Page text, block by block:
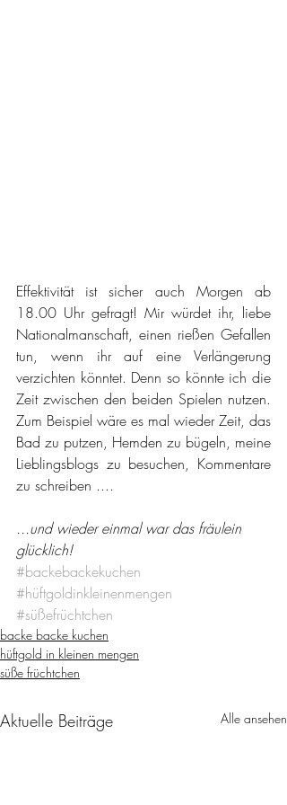
Effektivität ist sicher auch Morgen ab
18.00 Uhr gefragt! Mir würdet ihr, liebe
Nationalmanschaft, einen rießen Gefallen
tun, wenn ihr auf eine Verlängerung
verzichten könntet. Denn so könnte ich die
Zeit zwischen den beiden Spielen nutzen.
Zum Beispiel wäre es mal wieder Zeit, das
Bad zu putzen, Hemden zu bügeln, meine
Lieblingsblogs zu besuchen, Kommentare
zu schreiben ....
...und wieder einmal war das fräulein
glücklich!
#backebackekuchen
#hüftgoldinkleinenmengen
#süßefrüchtchen
backe backe kuchen
hüftgold in kleinen mengen
süße früchtchen
Aktuelle Beiträge Alle ansehen